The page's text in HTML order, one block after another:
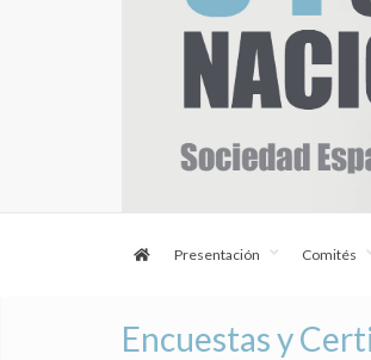
Presentación Comités
Encuestas y